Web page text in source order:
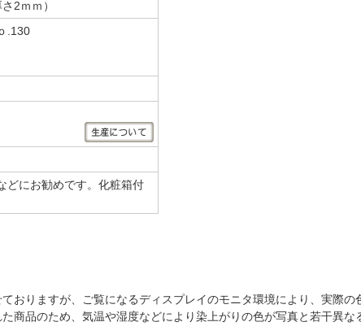
2ｍｍ）
.130
どにお勧めです。化粧箱付
おりますが、ご覧になるディスプレイのモニタ環境により、実際の
商品のため、気温や湿度などにより染上がりの色が写真と若干異な